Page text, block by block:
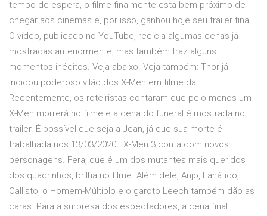
tempo de espera, o filme finalmente está bem próximo de
chegar aos cinemas e, por isso, ganhou hoje seu trailer final.
O vídeo, publicado no YouTube, recicla algumas cenas já
mostradas anteriormente, mas também traz alguns
momentos inéditos. Veja abaixo. Veja também: Thor já
indicou poderoso vilão dos X-Men em filme da
Recentemente, os roteiristas contaram que pelo menos um
X-Men morrerá no filme e a cena do funeral é mostrada no
trailer. É possível que seja a Jean, já que sua morte é
trabalhada nos 13/03/2020 · X-Men 3 conta com novos
personagens. Fera, que é um dos mutantes mais queridos
dos quadrinhos, brilha no filme. Além dele, Anjo, Fanático,
Callisto, o Homem-Múltiplo e o garoto Leech também dão as
caras. Para a surpresa dos espectadores, a cena final